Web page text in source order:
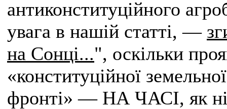
антиконституційного
увага в нашій статті, —
на Сонці...", оскільки
«конституційної
фронті» — НА ЧАСІ, як